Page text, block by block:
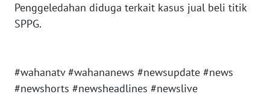
Penggeledahan diduga terkait kasus jual beli titik
SPPG.
#wahanatv #wahananews #newsupdate #news
#newshorts #newsheadlines #newslive
WN
WN